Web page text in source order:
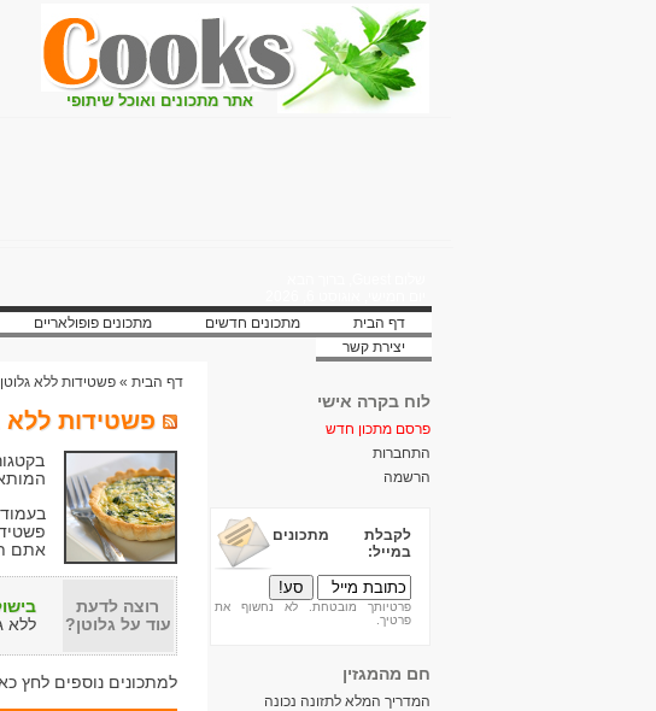
אתר מתכונים ואוכל שיתופי
דף הבית
מתכונים חדשים מתכונים פופולאריים
יצירת קשר
לוח בקרה אישי
פרסם מתכון חדש
התחברות
הרשמה
לקבלת מתכונים
במייל:
פרטיותך מובטחת. לא נחשוף את
פרטיך.
חם מהמגזין
המדריך המלא לתזונה נכונה
דף הבית »פשטידות ללא גלוטן
פשטידות ללא
אתם
רוצה לדעת
עוד על גלוטן?
ללא
למתכונים נוספים לחץ